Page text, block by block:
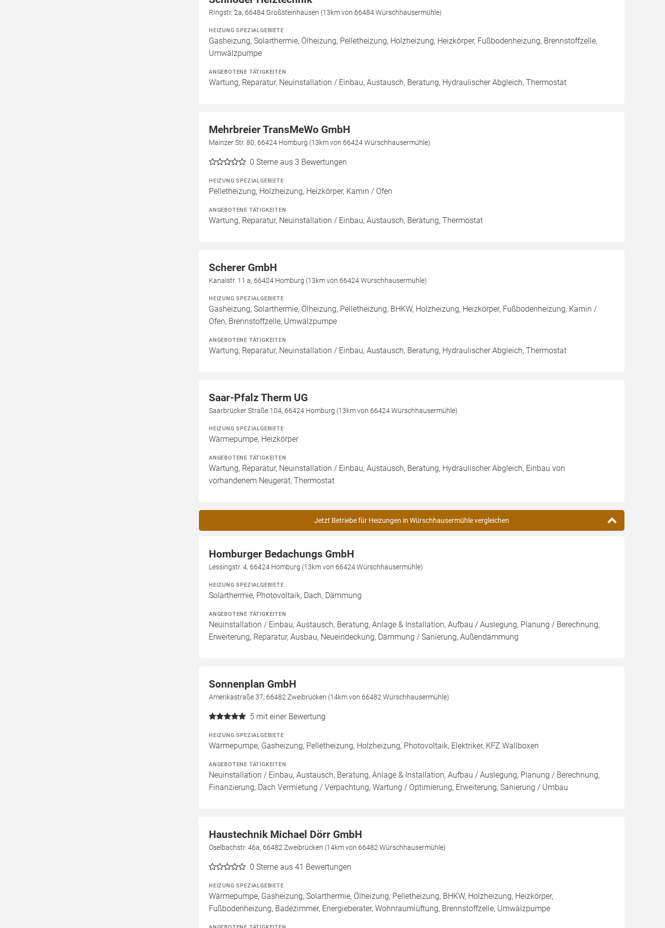
RIngstr. 2a, 66484 Großsteinhausen (13km von 66484 Würschhausermühle)
HEIZUNG SPEZIALGEBIETE
Gasheizung, Solarthermie, Ölheizung, Pelletheizung, Holzheizung, Heizkörper, Fußbodenheizung, Brennstoffzelle,
Umwälzpumpe
ANGEBOTENE TÄTIGKEITEN
Wartung, Reparatur, Neuinstallation / Einbau, Austausch, Beratung, Hydraulischer Abgleich, Thermostat
Mehrbreier TransMeWo GmbH
Mainzer Str. 80, 66424 Homburg (13km von 66424 Würschhausermühle)
0 Sterne aus 3 Bewertungen
HEIZUNG SPEZIALGEBIETE
Pelletheizung, Holzheizung, Heizkörper, Kamin / Ofen
ANGEBOTENE TÄTIGKEITEN
Wartung, Reparatur, Neuinstallation / Einbau, Austausch, Beratung, Thermostat
Scherer GmbH
Kanalstr. 11 a, 66424 Homburg (13km von 66424 Würschhausermühle)
HEIZUNG SPEZIALGEBIETE
Gasheizung, Solarthermie, Ölheizung, Pelletheizung, BHKW, Holzheizung, Heizkörper, Fußbodenheizung, Kamin /
Ofen, Brennstoffzelle, Umwälzpumpe
ANGEBOTENE TÄTIGKEITEN
Wartung, Reparatur, Neuinstallation / Einbau, Austausch, Beratung, Hydraulischer Abgleich, Thermostat
Saar-Pfalz Therm UG
Saarbrücker Straße 104, 66424 Homburg (13km von 66424 Würschhausermühle)
HEIZUNG SPEZIALGEBIETE
Wärmepumpe, Heizkörper
ANGEBOTENE TÄTIGKEITEN
Wartung, Reparatur, Neuinstallation / Einbau, Austausch, Beratung, Hydraulischer Abgleich, Einbau von
vorhandenem Neugerät, Thermostat
Jetzt Betriebe für Heizungen in Würschhausermühle vergleichen
Homburger Bedachungs GmbH
Lessingstr. 4, 66424 Homburg (13km von 66424 Würschhausermühle)
HEIZUNG SPEZIALGEBIETE
Solarthermie, Photovoltaik, Dach, Dämmung
ANGEBOTENE TÄTIGKEITEN
Neuinstallation / Einbau, Austausch, Beratung, Anlage & Installation, Aufbau / Auslegung, Planung / Berechnung,
Erweiterung, Reparatur, Ausbau, Neueindeckung, Dämmung / Sanierung, Außendämmung
Sonnenplan GmbH
Amerikastraße 37, 66482 Zweibrücken (14km von 66482 Würschhausermühle)
5 mit einer Bewertung
HEIZUNG SPEZIALGEBIETE
Wärmepumpe, Gasheizung, Pelletheizung, Holzheizung, Photovoltaik, Elektriker, KFZ Wallboxen
ANGEBOTENE TÄTIGKEITEN
Neuinstallation / Einbau, Austausch, Beratung, Anlage & Installation, Aufbau / Auslegung, Planung / Berechnung,
Finanzierung, Dach Vermietung / Verpachtung, Wartung / Optimierung, Erweiterung, Sanierung / Umbau
Haustechnik Michael Dörr GmbH
Oselbachstr. 46a, 66482 Zweibrücken (14km von 66482 Würschhausermühle)
0 Sterne aus 41 Bewertungen
HEIZUNG SPEZIALGEBIETE
Wärmepumpe, Gasheizung, Solarthermie, Ölheizung, Pelletheizung, BHKW, Holzheizung, Heizkörper,
Fußbodenheizung, Badezimmer, Energieberater, Wohnraumlüftung, Brennstoffzelle, Umwälzpumpe